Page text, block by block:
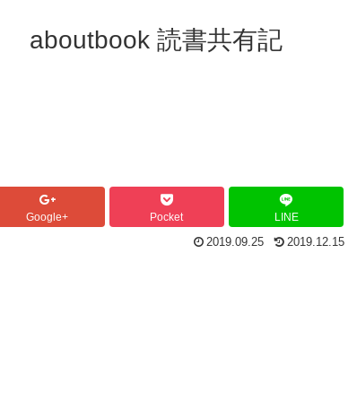
aboutbook 読書共有記
Google+ Pocket LINE
2019.09.25 2019.12.15